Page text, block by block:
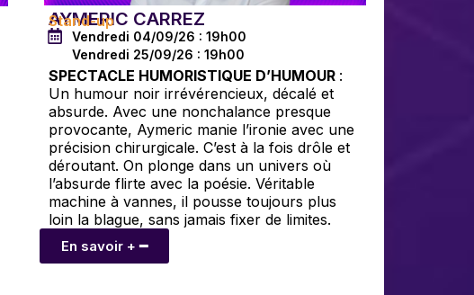
AYMERIC CARREZ
Stand-up
Vendredi 04/09/26 : 19h00
Vendredi 25/09/26 : 19h00
SPECTACLE HUMORISTIQUE D’HUMOUR :
Un humour noir irrévérencieux, décalé et
absurde. Avec une nonchalance presque
provocante, Aymeric manie l’ironie avec une
précision chirurgicale. C’est à la fois drôle et
déroutant. On plonge dans un univers où
l’absurde flirte avec la poésie. Véritable
machine à vannes, il pousse toujours plus
loin la blague, sans jamais fixer de limites.
En savoir + ━